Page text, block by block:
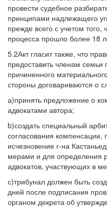
провести судебное
принципами надлежащего
прежде всего с учетом того,
процесса прошло более 18
5.2Акт гласит также, что
предоставить членам
причиненного
стороны договариваются о
а)принять предложение о
адвокатами автора;
b)создать специальный
согласования компенсации,
исчезновение г-на
мерами и для определения
адвокатов, участвующих в
с)трибунал должен быть
дней после подписания
органом декрета об